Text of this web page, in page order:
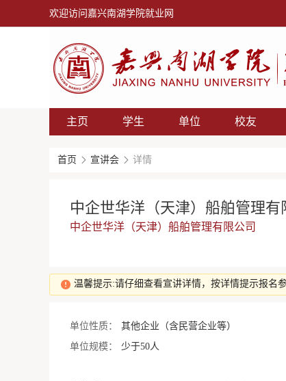
欢迎访问嘉兴南湖学院就业网
主页 学生 单位 校友
首页 宣讲会 详情
中企世华洋（天津）船舶管理有
中企世华洋（天津）船舶管理有限公司
温馨提示:请仔细查看宣讲详情，按详情提示报名
单位性质： 其他企业（含民营企业等）
单位规模：
少于50人